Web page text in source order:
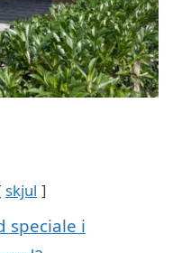
skjul
speciale i